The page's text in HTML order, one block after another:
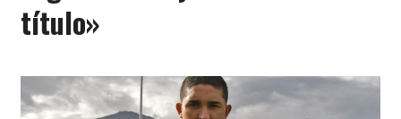
título»